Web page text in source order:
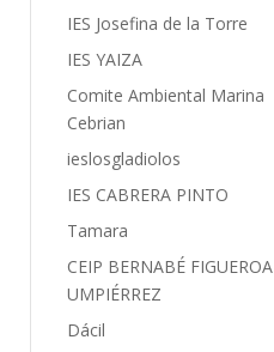
IES Josefina de la Torre
IES YAIZA
Comite Ambiental Marina
Cebrian
ieslosgladiolos
IES CABRERA PINTO
Tamara
CEIP BERNABÉ FIGUEROA
UMPIÉRREZ
Dácil